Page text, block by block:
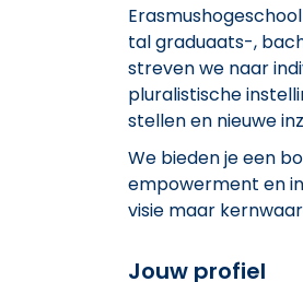
tal graduaats-,
streven we naar
pluralistische
stellen en nieuwe
We bieden je een
empowerment en
visie maar
Jouw profiel